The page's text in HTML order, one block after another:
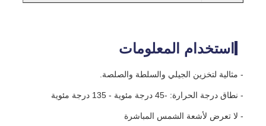
استخدام المعلومات
- مثالية لتخزين الجيلي والسلطة والصلصة.
- نطاق درجة الحرارة: -45 درجة مئوية - 135 درجة مئوية
- لا تعرض لأشعة الشمس المباشرة